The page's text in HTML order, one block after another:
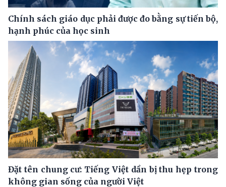
Chính sách giáo dục phải được đo bằng sự tiến bộ,
hạnh phúc của học sinh
Đặt tên chung cư: Tiếng Việt dần bị thu hẹp trong
không gian sống của người Việt